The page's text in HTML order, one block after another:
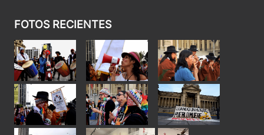
FOTOS RECIENTES